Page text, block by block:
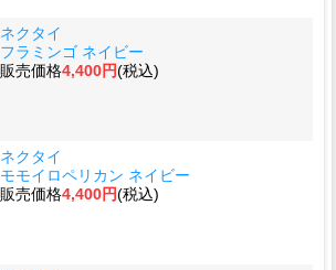
ネクタイ
フラミンゴ ネイビー
販売価格4,400円(税込)
ネクタイ
モモイロペリカン ネイビー
販売価格4,400円(税込)